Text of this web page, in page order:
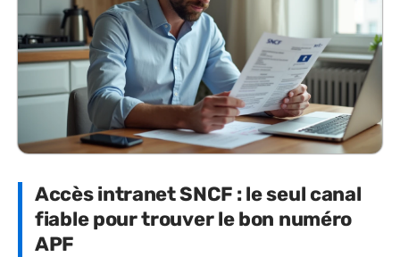
Accès intranet SNCF : le seul canal
fiable pour trouver le bon numéro
APF